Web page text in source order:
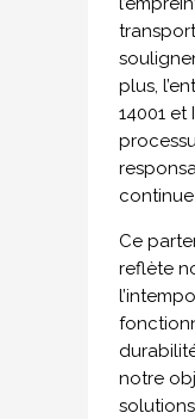
plus,
14001 et
Ce
reflète
notre